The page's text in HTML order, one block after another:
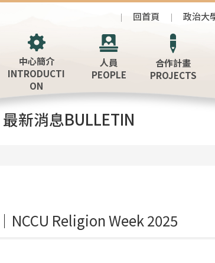
回首頁 政治大
中心簡介
INTRODUCTI
ON
人員
PEOPLE
合作計畫
PROJECTS
最新消息BULLETIN
NCCU Religion Week 2025